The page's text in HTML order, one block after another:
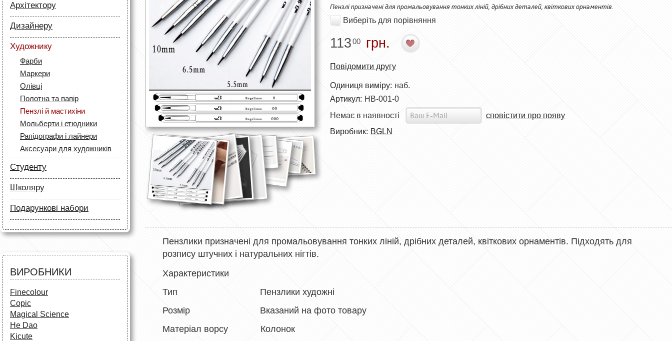
Архітектору
Папір
Лайнери
Маркери
Олівці
Аксесуари для архітекторів
Дизайнеру
Папір
Олівці
Скетч маркери
Лайнери (рапідографи)
Аксесуари для дизайнерів
Художнику
Фарби
Маркери
Олівці
Полотна та папір
Пензлі й мастихіни
Мольберти і етюдники
Рапідографи і лайнери
Аксесуари для художників
Студенту
Папір
Лайнери
Маркери
Олівці
Все для креслення
Школяру
Папір
Маркери
Все для креслення
Все для творчості
Аксесуари для школярів
Подарункові набори
Олівці
Фарби та пензлі
ВИРОБНИКИ
Finecolour
Copic
Magical Science
He Dao
Kicute
Пензлі призначені для промальовування тонких ліній, дрібних деталей, квіткових орнаментів.
Виберіть для порівняння
11300 грн.
Повідомити другу
Одиниця виміру: наб.
Артикул: HB-001-0
Немає в наявності
сповістити про появу
Виробник: BGLN
Пензлики призначені для промальовування тонких ліній, дрібних деталей, квіткових орнаментів. Підходять для
розпису штучних і натуральних нігтів.
Характеристики
Тип Пензлики художні
Розмір Вказаний на фото товару
Матеріал ворсу Колонок